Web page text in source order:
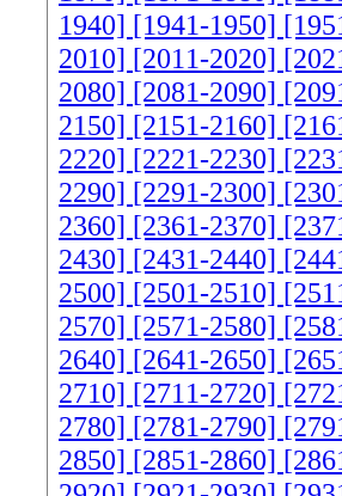
1940] [1941-1950]
2010] [2011-2020]
2080] [2081-2090]
2150] [2151-2160]
2220] [2221-2230]
2290] [2291-2300]
2360] [2361-2370]
2430] [2431-2440]
2500] [2501-2510]
2570] [2571-2580]
2640] [2641-2650]
2710] [2711-2720]
2780] [2781-2790]
2850] [2851-2860]